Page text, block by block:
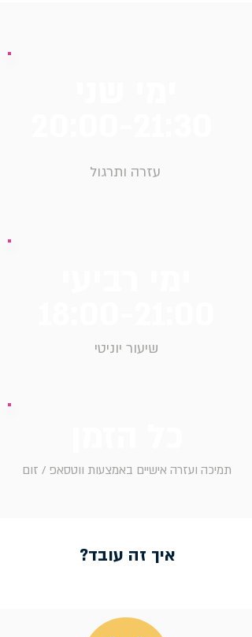
עזרה ותרגול
שיעור יוניטי
תמיכה ועזרה אישיים באמצעות ווטסאפ / זום
איך זה עובד?